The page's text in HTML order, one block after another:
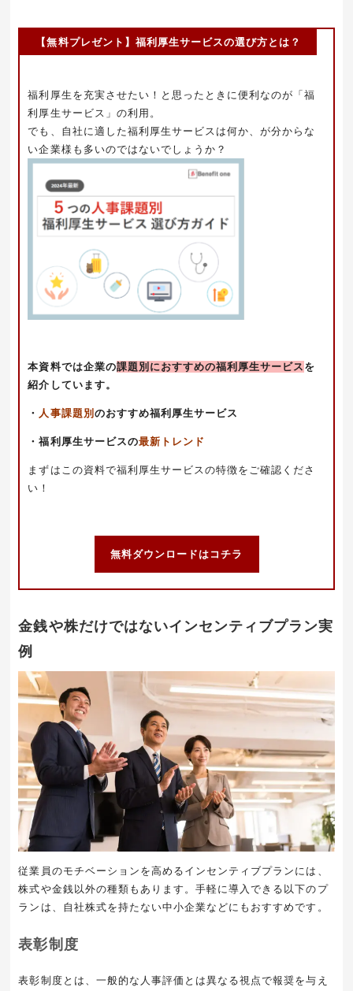
【無料プレゼント】福利厚生サービスの選び方とは？
福利厚生を充実させたい！と思ったときに便利なのが「福
利厚生サービス」の利用。
でも、自社に適した福利厚生サービスは何か、が分からな
い企業様も多いのではないでしょうか？
本資料では企業の課題別におすすめの福利厚生サービス を
紹介しています。
・ 人事課題別 のおすすめ福利厚生サービス
・福利厚生サービスの最新トレンド
まずはこの資料で福利厚生サービスの特徴をご確認くださ
い！
無料ダウンロードはコチラ
金銭や株だけではないインセンティブプラン実
例
従業員のモチベーションを高めるインセンティブプランには、
株式や金銭以外の種類もあります。手軽に導入できる以下のプ
ランは、自社株式を持たない中小企業などにもおすすめです。
表彰制度
表彰制度とは、一般的な人事評価とは異なる視点で報奨を与え